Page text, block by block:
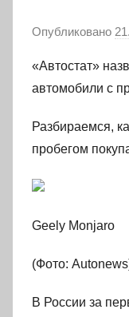
Опубликовано
«Автостат»
автомобили с
Разбираемся,
пробегом
Geely Monjaro
(Фото:
В России за